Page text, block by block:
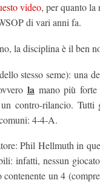
video, per quanto la
di vari anni fa.
la disciplina è il ben
stesso seme): una
la mano più
contro-rilancio.
4-4-A.
Phil Hellmuth in
infatti, nessun
contenente un 4